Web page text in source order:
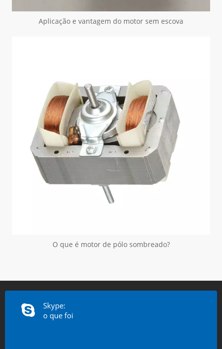
Aplicação e vantagem do motor sem escova
O que é motor de pólo sombreado?
Skype:
o que foi